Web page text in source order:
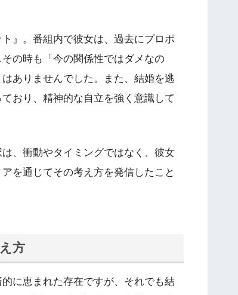
』。番組内で彼女は、過去にプロポ
の時も「今の関係性ではダメなの
ありませんでした。また、結婚を逃
おり、精神的な自立を強く意識して
、衝動やタイミングではなく、彼女
を通じてその考え方を発信したこと
方
に恵まれた存在ですが、それでも結